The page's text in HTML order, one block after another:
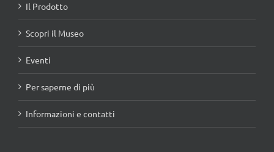
Il Prodotto
Scopri il Museo
Eventi
Per saperne di più
Informazioni e contatti